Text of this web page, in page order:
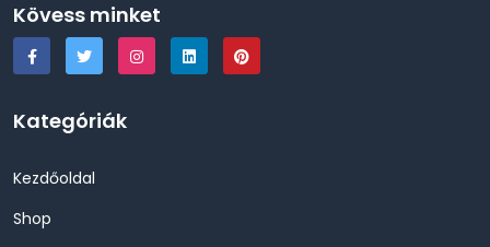
Kövess minket
Kategóriák
Kezdőoldal
Shop